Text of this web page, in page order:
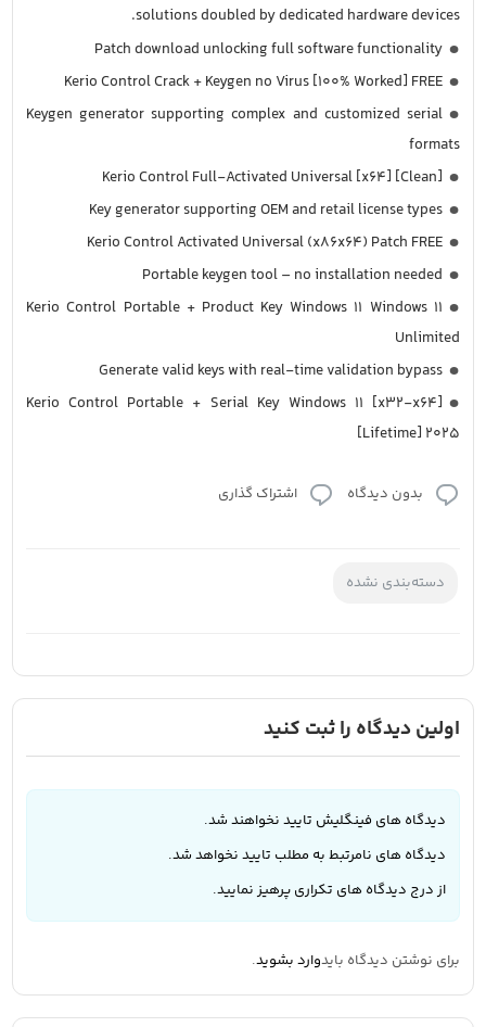
solutions doubled by dedicated hardware devices.
Patch download unlocking full software functionality
Kerio Control Crack + Keygen no Virus [100% Worked] FREE
Keygen generator supporting complex and customized serial
formats
Kerio Control Full-Activated Universal [x64] [Clean]
Key generator supporting OEM and retail license types
Kerio Control Activated Universal (x86x64) Patch FREE
Portable keygen tool – no installation needed
Kerio Control Portable + Product Key Windows 11 Windows 11
Unlimited
Generate valid keys with real-time validation bypass
Kerio Control Portable + Serial Key Windows 11 [x32-x64]
[Lifetime] 2025
بدون دیدگاه اشتراک گذاری
دسته‌بندی نشده
اولین دیدگاه را ثبت کنید
دیدگاه های فینگلیش تایید نخواهند شد.
دیدگاه های نامرتبط به مطلب تایید نخواهد شد.
از درج دیدگاه های تکراری پرهیز نمایید.
برای نوشتن دیدگاه بایدوارد بشوید.